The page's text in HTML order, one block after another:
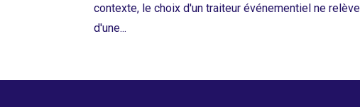
contexte, le choix d'un traiteur événementiel ne
d'une...